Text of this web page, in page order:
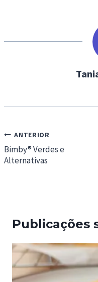
i
…
Navegação
de
artigos
ANTERIOR
Bimby® Verdes e
Alternativas
Publicações